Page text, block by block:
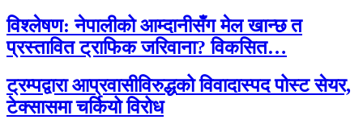
विश्लेषण: नेपालीको आम्दानीसँग मेल खान्छ त
प्रस्तावित ट्राफिक जरिवाना? विकसित…
ट्रम्पद्वारा आप्रवासीविरुद्धको विवादास्पद पोस्ट सेयर,
टेक्सासमा चर्कियो विरोध